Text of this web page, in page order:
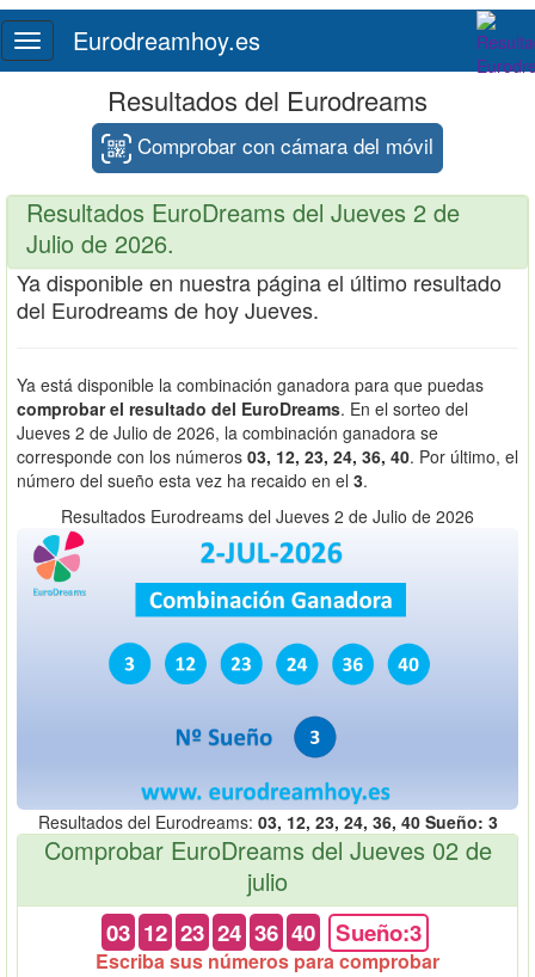
Toggle
navigation
Eurodreamhoy.es
Resultados del Eurodreams
Comprobar con cámara del móvil
Resultados EuroDreams del Jueves 2 de
Julio de 2026.
Ya disponible en nuestra página el último resultado
del Eurodreams de hoy Jueves.
Ya está disponible la combinación ganadora para que puedas
comprobar el resultado del EuroDreams. En el sorteo del
Jueves 2 de Julio de 2026, la combinación ganadora se
corresponde con los números 03, 12, 23, 24, 36, 40. Por último, el
número del sueño esta vez ha recaido en el 3.
Resultados Eurodreams del Jueves 2 de Julio de 2026
Resultados del Eurodreams: 03, 12, 23, 24, 36, 40 Sueño: 3
Comprobar EuroDreams del Jueves 02 de
julio
03 12 23 24 36 40 Sueño:3
Escriba sus números para comprobar